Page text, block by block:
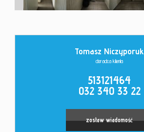
Tomasz Niczyporuk
doradca klienta
513121464
032 340 33 22
zostaw wiadomość